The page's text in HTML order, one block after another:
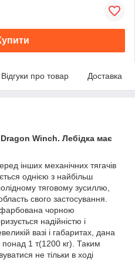
Відгуки про товар Доставка
Winch. Лебідка має
інших механічних тягачів
однією з найбільш
тяговому зусиллю,
свого застосування.
чорною
надійністю і
вазі і габаритах, дана
1 т(1200 кг). Таким
не тільки в ході